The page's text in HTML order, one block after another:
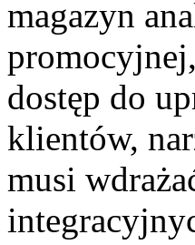
magazyn
dostęp do
klientów,
musi